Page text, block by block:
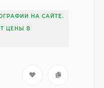
НА САЙТЕ.
ЦЕНЫ В